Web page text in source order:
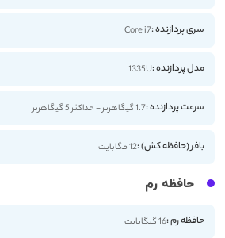
سری پردازنده :Core i7
مدل پردازنده :1335U
سرعت پردازنده :1.7 گیگاهرتز - حداکثر 5 گیگاهرتز
بافر (حافظه کش) :12 مگابایت
حافظه رم
حافظه رم :16 گیگابایت